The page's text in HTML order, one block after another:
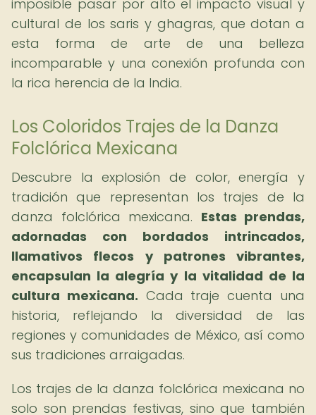
imposible pasar por alto el impacto visual y
cultural de los saris y ghagras, que dotan a
esta forma de arte de una belleza
incomparable y una conexión profunda con
la rica herencia de la India.
Los Coloridos Trajes de la Danza
Folclórica Mexicana
Descubre la explosión de color, energía y
tradición que representan los trajes de la
danza folclórica mexicana. Estas prendas,
adornadas con bordados intrincados,
llamativos flecos y patrones vibrantes,
encapsulan la alegría y la vitalidad de la
cultura mexicana. Cada traje cuenta una
historia, reflejando la diversidad de las
regiones y comunidades de México, así como
sus tradiciones arraigadas.
Los trajes de la danza folclórica mexicana no
solo son prendas festivas, sino que también